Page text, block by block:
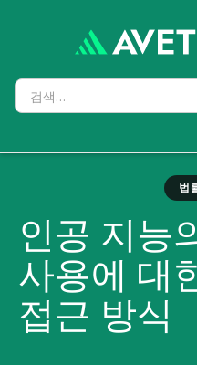
법
인공 지능
사용에 대
접근 방식